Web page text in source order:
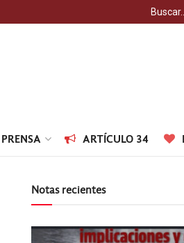
PRENSA ARTÍCULO 34
Notas recientes